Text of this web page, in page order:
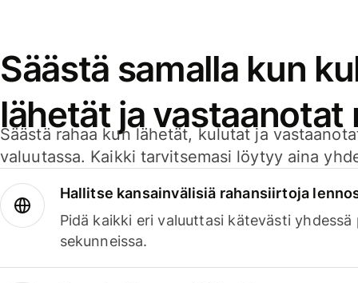
Säästä samalla kun
lähetät ja vastaanotat
Säästä rahaa kun lähetät, kulutat ja
valuutassa. Kaikki tarvitsemasi löytyy aina
Hallitse kansainvälisiä rahansiirtoja
Pidä kaikki eri valuuttasi kätevästi yhdessä
sekunneissa.